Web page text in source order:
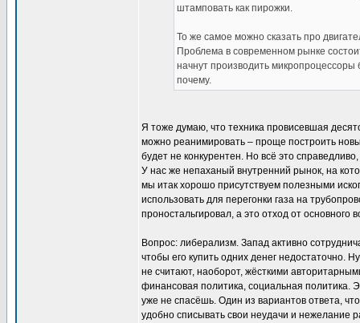
штамповать как пирожки.
То же самое можно сказать про
Проблема в современном рынке
начнут производить
почему.
Я тоже думаю, что техника провисевшая
можно реанимировать – проще построить
будет не конкурентен. Но всё это
У нас же непаханый внутренний рынок, на
мы итак хорошо присутствуем полезными
использовать для перегонки газа на
проностальгировал, а это отход от основного
Вопрос: либерализм. Запад активно
чтобы его купить одних денег
не считают, наоборот, жёсткими
финансовая политика, социальная политика.
уже не спасёшь. Один из вариантов ответа,
удобно списывать свои неудачи и нежелание